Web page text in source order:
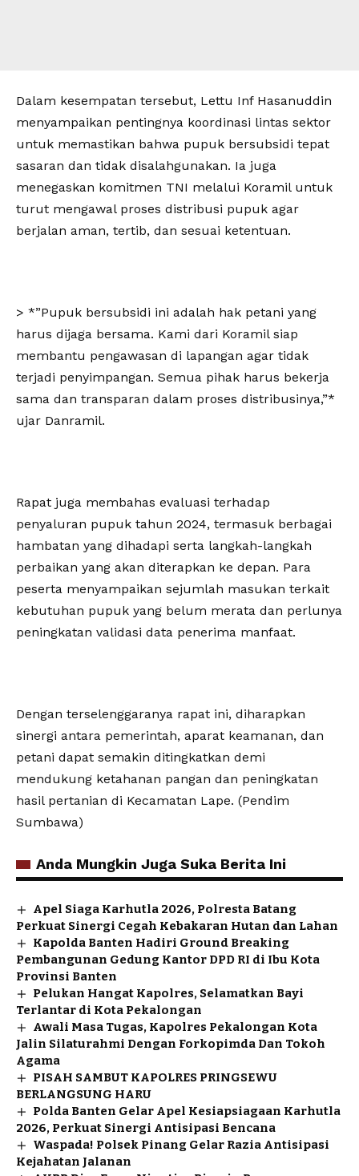
Dalam kesempatan tersebut, Lettu Inf Hasanuddin
menyampaikan pentingnya koordinasi lintas sektor
untuk memastikan bahwa pupuk bersubsidi tepat
sasaran dan tidak disalahgunakan. Ia juga
menegaskan komitmen TNI melalui Koramil untuk
turut mengawal proses distribusi pupuk agar
berjalan aman, tertib, dan sesuai ketentuan.
> *”Pupuk bersubsidi ini adalah hak petani yang
harus dijaga bersama. Kami dari Koramil siap
membantu pengawasan di lapangan agar tidak
terjadi penyimpangan. Semua pihak harus bekerja
sama dan transparan dalam proses distribusinya,”*
ujar Danramil.
Rapat juga membahas evaluasi terhadap
penyaluran pupuk tahun 2024, termasuk berbagai
hambatan yang dihadapi serta langkah-langkah
perbaikan yang akan diterapkan ke depan. Para
peserta menyampaikan sejumlah masukan terkait
kebutuhan pupuk yang belum merata dan perlunya
peningkatan validasi data penerima manfaat.
Dengan terselenggaranya rapat ini, diharapkan
sinergi antara pemerintah, aparat keamanan, dan
petani dapat semakin ditingkatkan demi
mendukung ketahanan pangan dan peningkatan
hasil pertanian di Kecamatan Lape. (Pendim
Sumbawa)
Anda Mungkin Juga Suka Berita Ini
Apel Siaga Karhutla 2026, Polresta Batang
Perkuat Sinergi Cegah Kebakaran Hutan dan Lahan
Kapolda Banten Hadiri Ground Breaking
Pembangunan Gedung Kantor DPD RI di Ibu Kota
Provinsi Banten
Pelukan Hangat Kapolres, Selamatkan Bayi
Terlantar di Kota Pekalongan
Awali Masa Tugas, Kapolres Pekalongan Kota
Jalin Silaturahmi Dengan Forkopimda Dan Tokoh
Agama
PISAH SAMBUT KAPOLRES PRINGSEWU
BERLANGSUNG HARU
Polda Banten Gelar Apel Kesiapsiagaan Karhutla
2026, Perkuat Sinergi Antisipasi Bencana
Waspada! Polsek Pinang Gelar Razia Antisipasi
Kejahatan Jalanan